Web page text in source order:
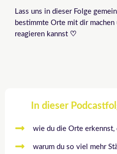
Lass uns in dieser Folge
bestimmte Orte mit dir
reagieren kannst ♡
In dieser
wie du die Orte
warum du so viel mehr